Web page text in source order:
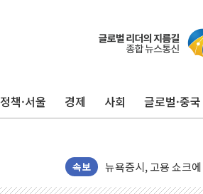
정책·서울 경제 사회 글로벌·중국
속보
민주, 오늘 제주·인천
한상협, 업계 개인정
트럼프, 쿡 연준 이사
유럽증시, 美 고용 예